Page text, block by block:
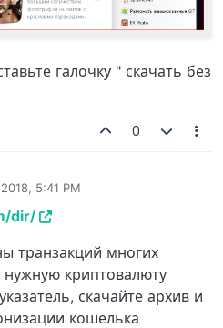
галочку " скачать без
0
5:41 PM
dir/
транзакций многих
криптовалюту
скачайте архив и
кошелька